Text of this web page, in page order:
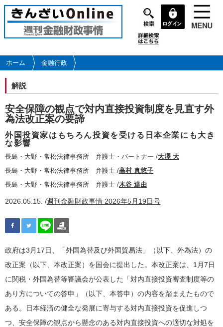
メ
イ
コ
ン
に
移
動
ホーム 金融行政
解説
安全保障の観点で対内直接投資制度を見直す外
為法改正案の要諦
外国投資家はもちろん投資を受ける日本企業にも大き
な影響
長島・大野・常松法律事務所 弁護士・パートナー /大澤 大
長島・大野・常松法律事務所 弁護士 /高村 真悠子
長島・大野・常松法律事務所 弁護士 /木谷 達由
2026.05.15. /週刊金融財政事情 2026年5月19日号
政府は3月17日、「外国為替及び外国貿易法」（以下、外為法）の
改正案（以下、本改正案）を国会に提出した。本改正案は、1月7日
に関税・外国為替等審議会が公表した「対内直接投資審査制度等の
あり方についての答申」（以下、本答申）の内容を踏まえたもので
ある。日本経済の健全な発展に寄与する対内直接投資を促進しつ
つ、安全保障の観点から懸念のある対内直接投資への適切な対処を